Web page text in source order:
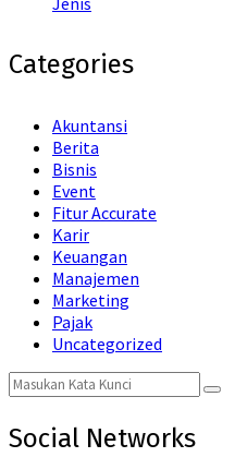
Categories
Akuntansi
Berita
Bisnis
Event
Fitur Accurate
Karir
Keuangan
Manajemen
Marketing
Pajak
Uncategorized
Search
for:
Social Networks